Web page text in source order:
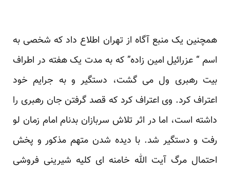
همچنین یک منبع آگاه از تهران اطلاع داد که شخصی به
اسم “ عزرائیل امین زاده” که به مدت یک هفته در اطراف
بیت رهبری ول می گشت، دستگیر و به جرایم خود
اعتراف کرد. وی اعتراف کرد که قصد گرفتن جان رهبری را
داشته است، اما در اثر تلاش سربازان بدنام امام زمان لو
رفت و دستگیر شد. با دیده شدن متهم مذکور و پخش
احتمال مرگ آیت الله خامنه ای کلیه شیرینی فروشی